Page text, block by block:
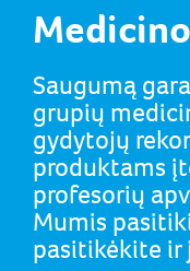
Saugumą
grupių
gydytojų
produktams
profesorių
Mumis
pasitikėkite ir